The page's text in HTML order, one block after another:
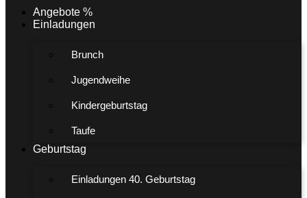
Angebote %
Einladungen
Brunch
Jugendweihe
Kindergeburtstag
Taufe
Geburtstag
Einladungen 40. Geburtstag